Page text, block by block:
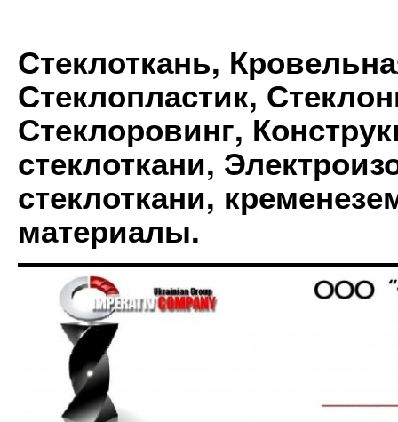
Стеклоткань,
Стеклопластик,
Стеклоровинг,
стеклоткани,
стеклоткани,
материалы.